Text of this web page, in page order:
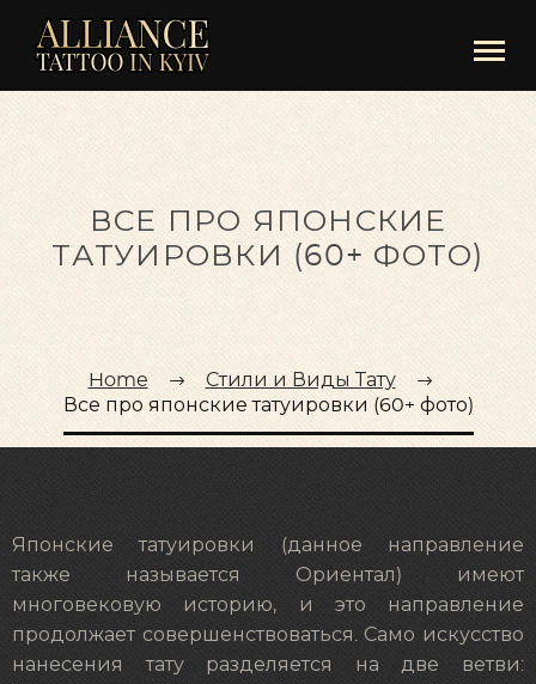
ВСЕ ПРО ЯПОНСКИЕ
ТАТУИРОВКИ (60+ ФОТО)
Home
Стили и Виды Тату
Все про японские татуировки (60+ фото)
Японские татуировки (данное направление
также называется Ориентал) имеют
многовековую историю, и это направление
продолжает совершенствоваться. Само искусство
нанесения тату разделяется на две ветви: